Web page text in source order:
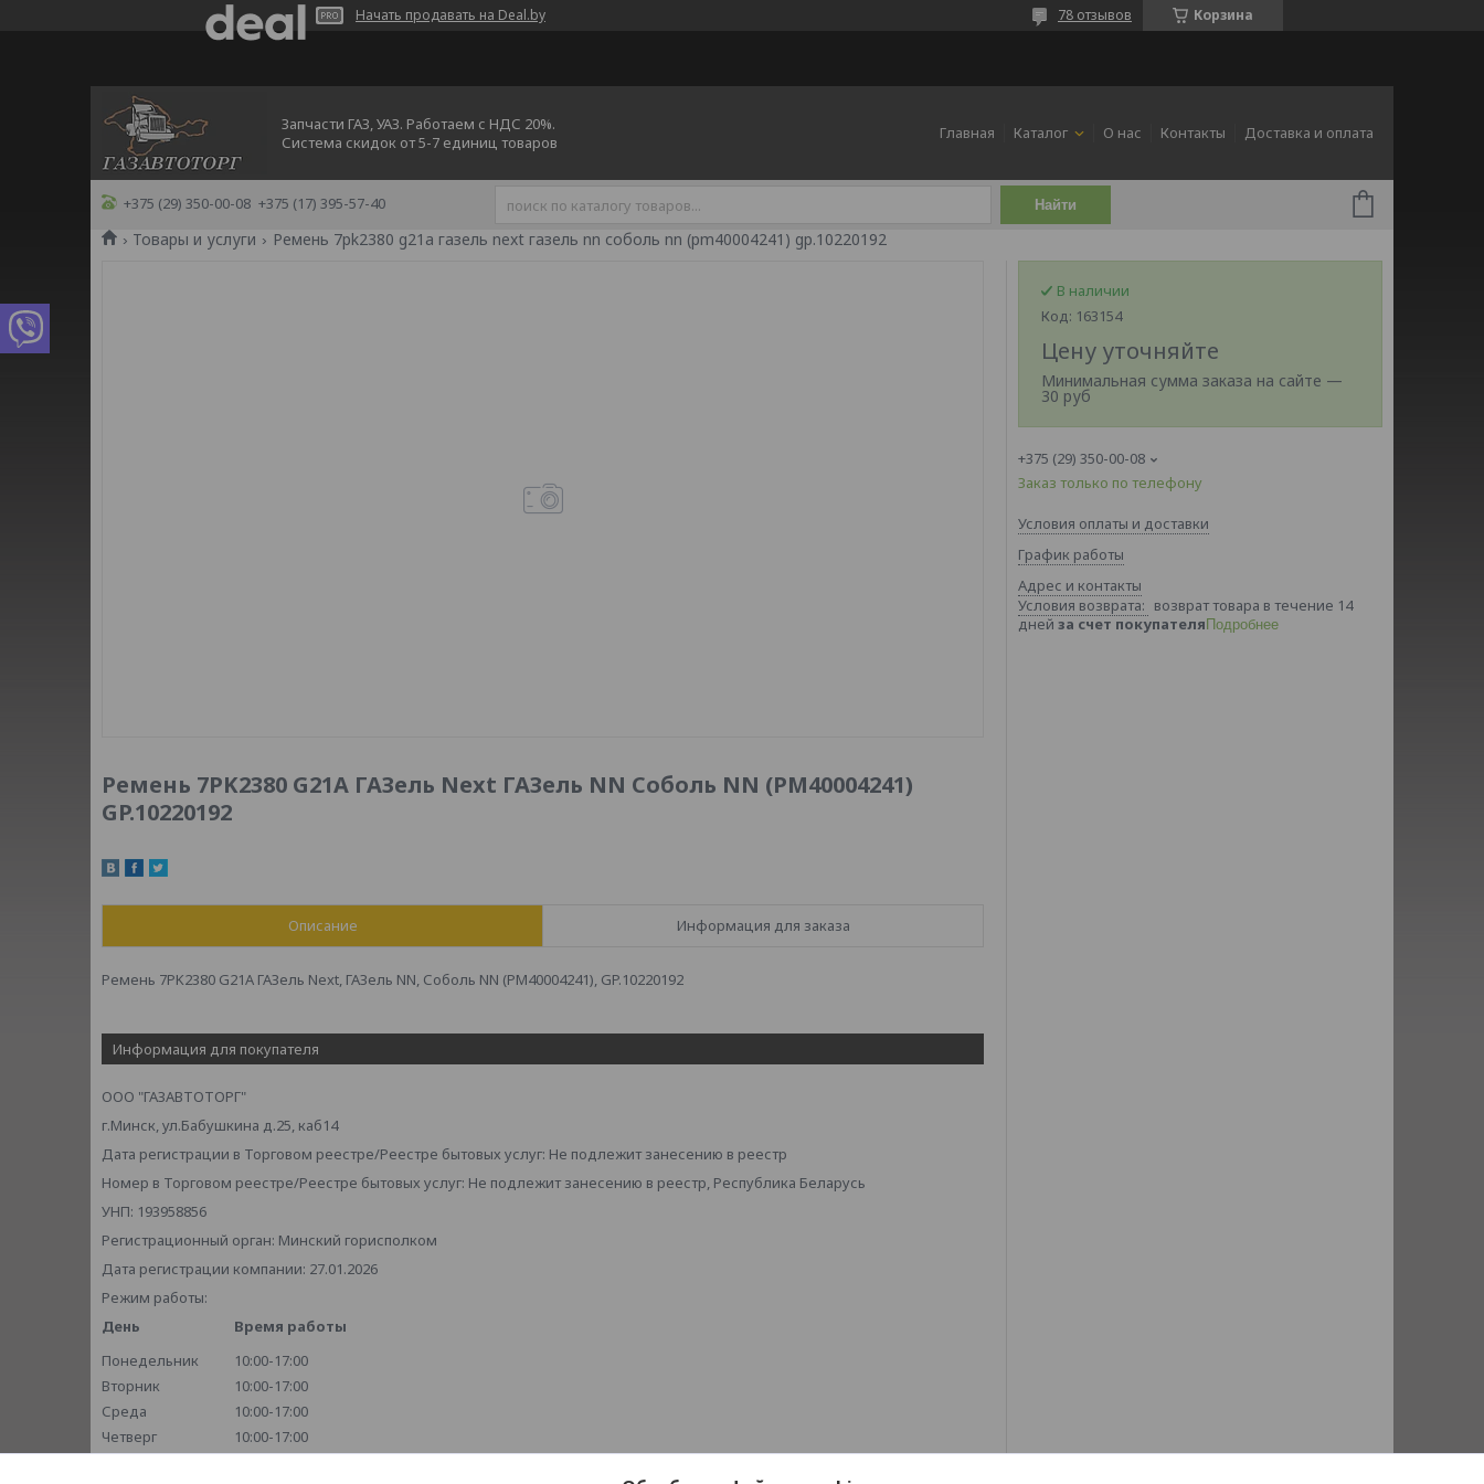
Начать продавать на Deal.by Корзина
78 отзывов
Запчасти ГАЗ, УАЗ. Работаем с НДС 20%.
Система скидок от 5-7 единиц товаров
Главная Каталог О нас Контакты Доставка и оплата
+375 (29) 350-00-08 +375 (17) 395-57-40 Найти
Товары и услуги Ремень 7pk2380 g21a газель next газель nn соболь nn (pm40004241) gp.10220192
Ремень 7PK2380 G21A ГАЗель Next ГАЗель NN Соболь NN (PM40004241)
GP.10220192
Описание Информация для заказа
Ремень 7PK2380 G21A ГАЗель Next, ГАЗель NN, Соболь NN (PM40004241), GP.10220192
Информация для покупателя
ООО "ГАЗАВТОТОРГ"
г.Минск, ул.Бабушкина д.25, каб14
Дата регистрации в Торговом реестре/Реестре бытовых услуг: Не подлежит занесению в реестр
Номер в Торговом реестре/Реестре бытовых услуг: Не подлежит занесению в реестр, Республика Беларусь
УНП: 193958856
Регистрационный орган: Минский горисполком
Дата регистрации компании: 27.01.2026
Режим работы:
День
Время работы
Понедельник
10:00-17:00
Вторник
10:00-17:00
Среда
10:00-17:00
Четверг
10:00-17:00
В наличии
Код: 163154
Цену уточняйте
Минимальная сумма заказа на сайте —
30 руб
+375 (29) 350-00-08
Заказ только по телефону
Условия оплаты и доставки
График работы
Адрес и контакты
возврат товара в течение 14
дней за счет покупателя Подробнее